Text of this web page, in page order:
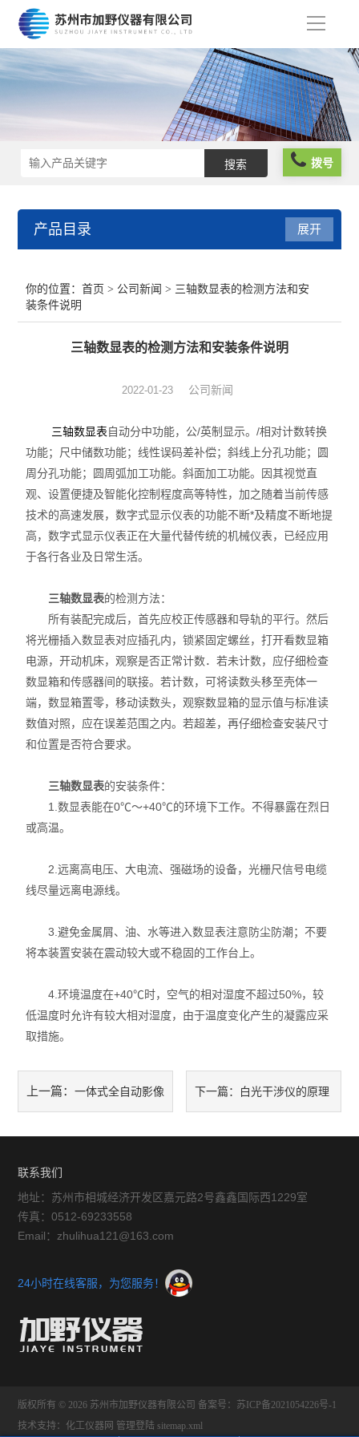
导
拨号
产品目录
球栅尺
维修
sony
色差仪
测高仪
投影仪
千分表
硬度计
粗糙度仪
三丰量具
花岗石,大理石
扭力测试仪
EV2515
仪器配件
暖通环保测试仪器
工具显微镜系列
金相显微镜
白光干涉仪
展开
你的位置：首页 > 公司新闻 > 三轴数显表的检测方法和安
装条件说明
三轴数显表的检测方法和安装条件说明
2022-01-23 公司新闻
三轴数显表自动分中功能，公/英制显示。/相对计数转换
功能；尺中储数功能；线性误码差补偿；斜线上分孔功能；圆
周分孔功能；圆周弧加工功能。斜面加工功能。因其视觉直
观、设置便捷及智能化控制程度高等特性，加之随着当前传感
技术的高速发展，数字式显示仪表的功能不断*及精度不断地提
高，数字式显示仪表正在大量代替传统的机械仪表，已经应用
于各行各业及日常生活。
三轴数显表的检测方法：
所有装配完成后，首先应校正传感器和导轨的平行。然后
将光栅插入数显表对应插孔内，锁紧固定螺丝，打开看数显箱
电源，开动机床，观察是否正常计数．若未计数，应仔细检查
数显箱和传感器间的联接。若计数，可将读数头移至壳体一
端，数显箱置零，移动读数头，观察数显箱的显示值与标准读
数值对照，应在误差范围之内。若超差，再仔细检查安装尺寸
和位置是否符合要求。
三轴数显表的安装条件：
1.数显表能在0℃～+40℃的环境下工作。不得暴露在烈日
或高温。
2.远离高电压、大电流、强磁场的设备，光栅尺信号电缆
线尽量远离电源线。
3.避免金属屑、油、水等进入数显表注意防尘防潮；不要
将本装置安装在震动较大或不稳固的工作台上。
4.环境温度在+40℃时，空气的相对湿度不超过50%，较
低温度时允许有较大相对湿度，由于温度变化产生的凝露应采
取措施。
上一篇：一体式全自动影像 下一篇： 白光干涉仪的原理
联系我们
地址：苏州市相城经济开发区嘉元路2号鑫鑫国际西1229室
传真：0512-69233558
Email：zhulihua121@163.com
24小时在线客服，为您服务！
版权所有 © 2026 苏州市加野仪器有限公司 备案号：苏ICP备2021054226号-1
技术支持： 化工仪器网 管理登陆 sitemap.xml